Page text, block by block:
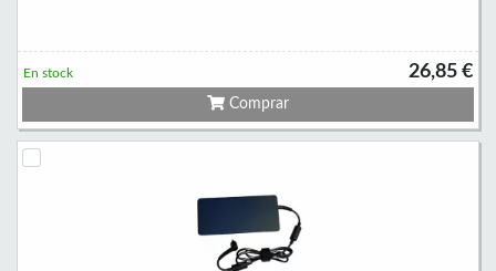
26,85 €
En stock
Comprar